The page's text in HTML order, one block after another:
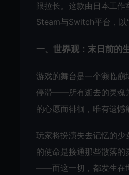
限拉长。这款由日本工
Steam与Switch平台，以
一、世界观：末日前的
游戏的舞台是一个濒临
停滞——所有逝去的灵魂
的心愿而徘徊，唯有遗憾
玩家将扮演失去记忆的
的使命是接通那些散落
——而这一切，都发生在